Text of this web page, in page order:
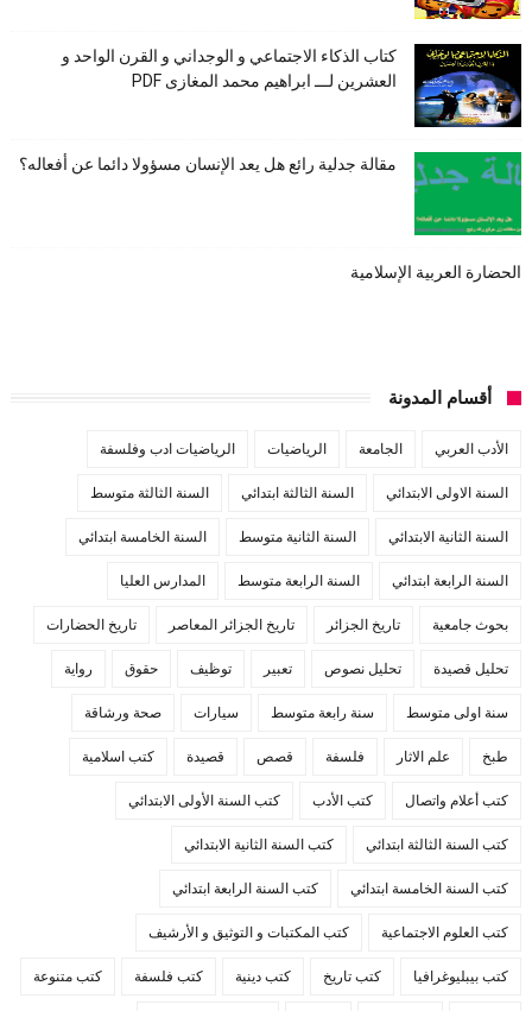
كتاب الذكاء الاجتماعي و الوجداني و القرن الواحد و
العشرين لـــ ابراهيم محمد المغازى PDF
مقالة جدلية رائع هل يعد الإنسان مسؤولا دائما عن أفعاله؟
الحضارة العربية الإسلامية
أقسام المدونة
الأدب العربي الجامعة الرياضيات الرياضيات ادب وفلسفة
السنة الاولى الابتدائي السنة الثالثة ابتدائي السنة الثالثة متوسط
السنة الثانية الابتدائي السنة الثانية متوسط السنة الخامسة ابتدائي
السنة الرابعة ابتدائي السنة الرابعة متوسط المدارس العليا
بحوث جامعية تاريخ الجزائر تاريخ الجزائر المعاصر تاريخ الحضارات
تحليل قصيدة تحليل نصوص تعبير توظيف حقوق رواية
سنة اولى متوسط سنة رابعة متوسط سيارات صحة ورشاقة
طبخ علم الاثار فلسفة قصص قصيدة كتب اسلامية
كتب أعلام واتصال كتب الأدب كتب السنة الأولى الابتدائي
كتب السنة الثالثة ابتدائي كتب السنة الثانية الابتدائي
كتب السنة الخامسة ابتدائي كتب السنة الرابعة ابتدائي
كتب العلوم الاجتماعية كتب المكتبات و التوثيق و الأرشيف
كتب بيبليوغرافيا كتب تاريخ كتب دينية كتب فلسفة كتب متنوعة